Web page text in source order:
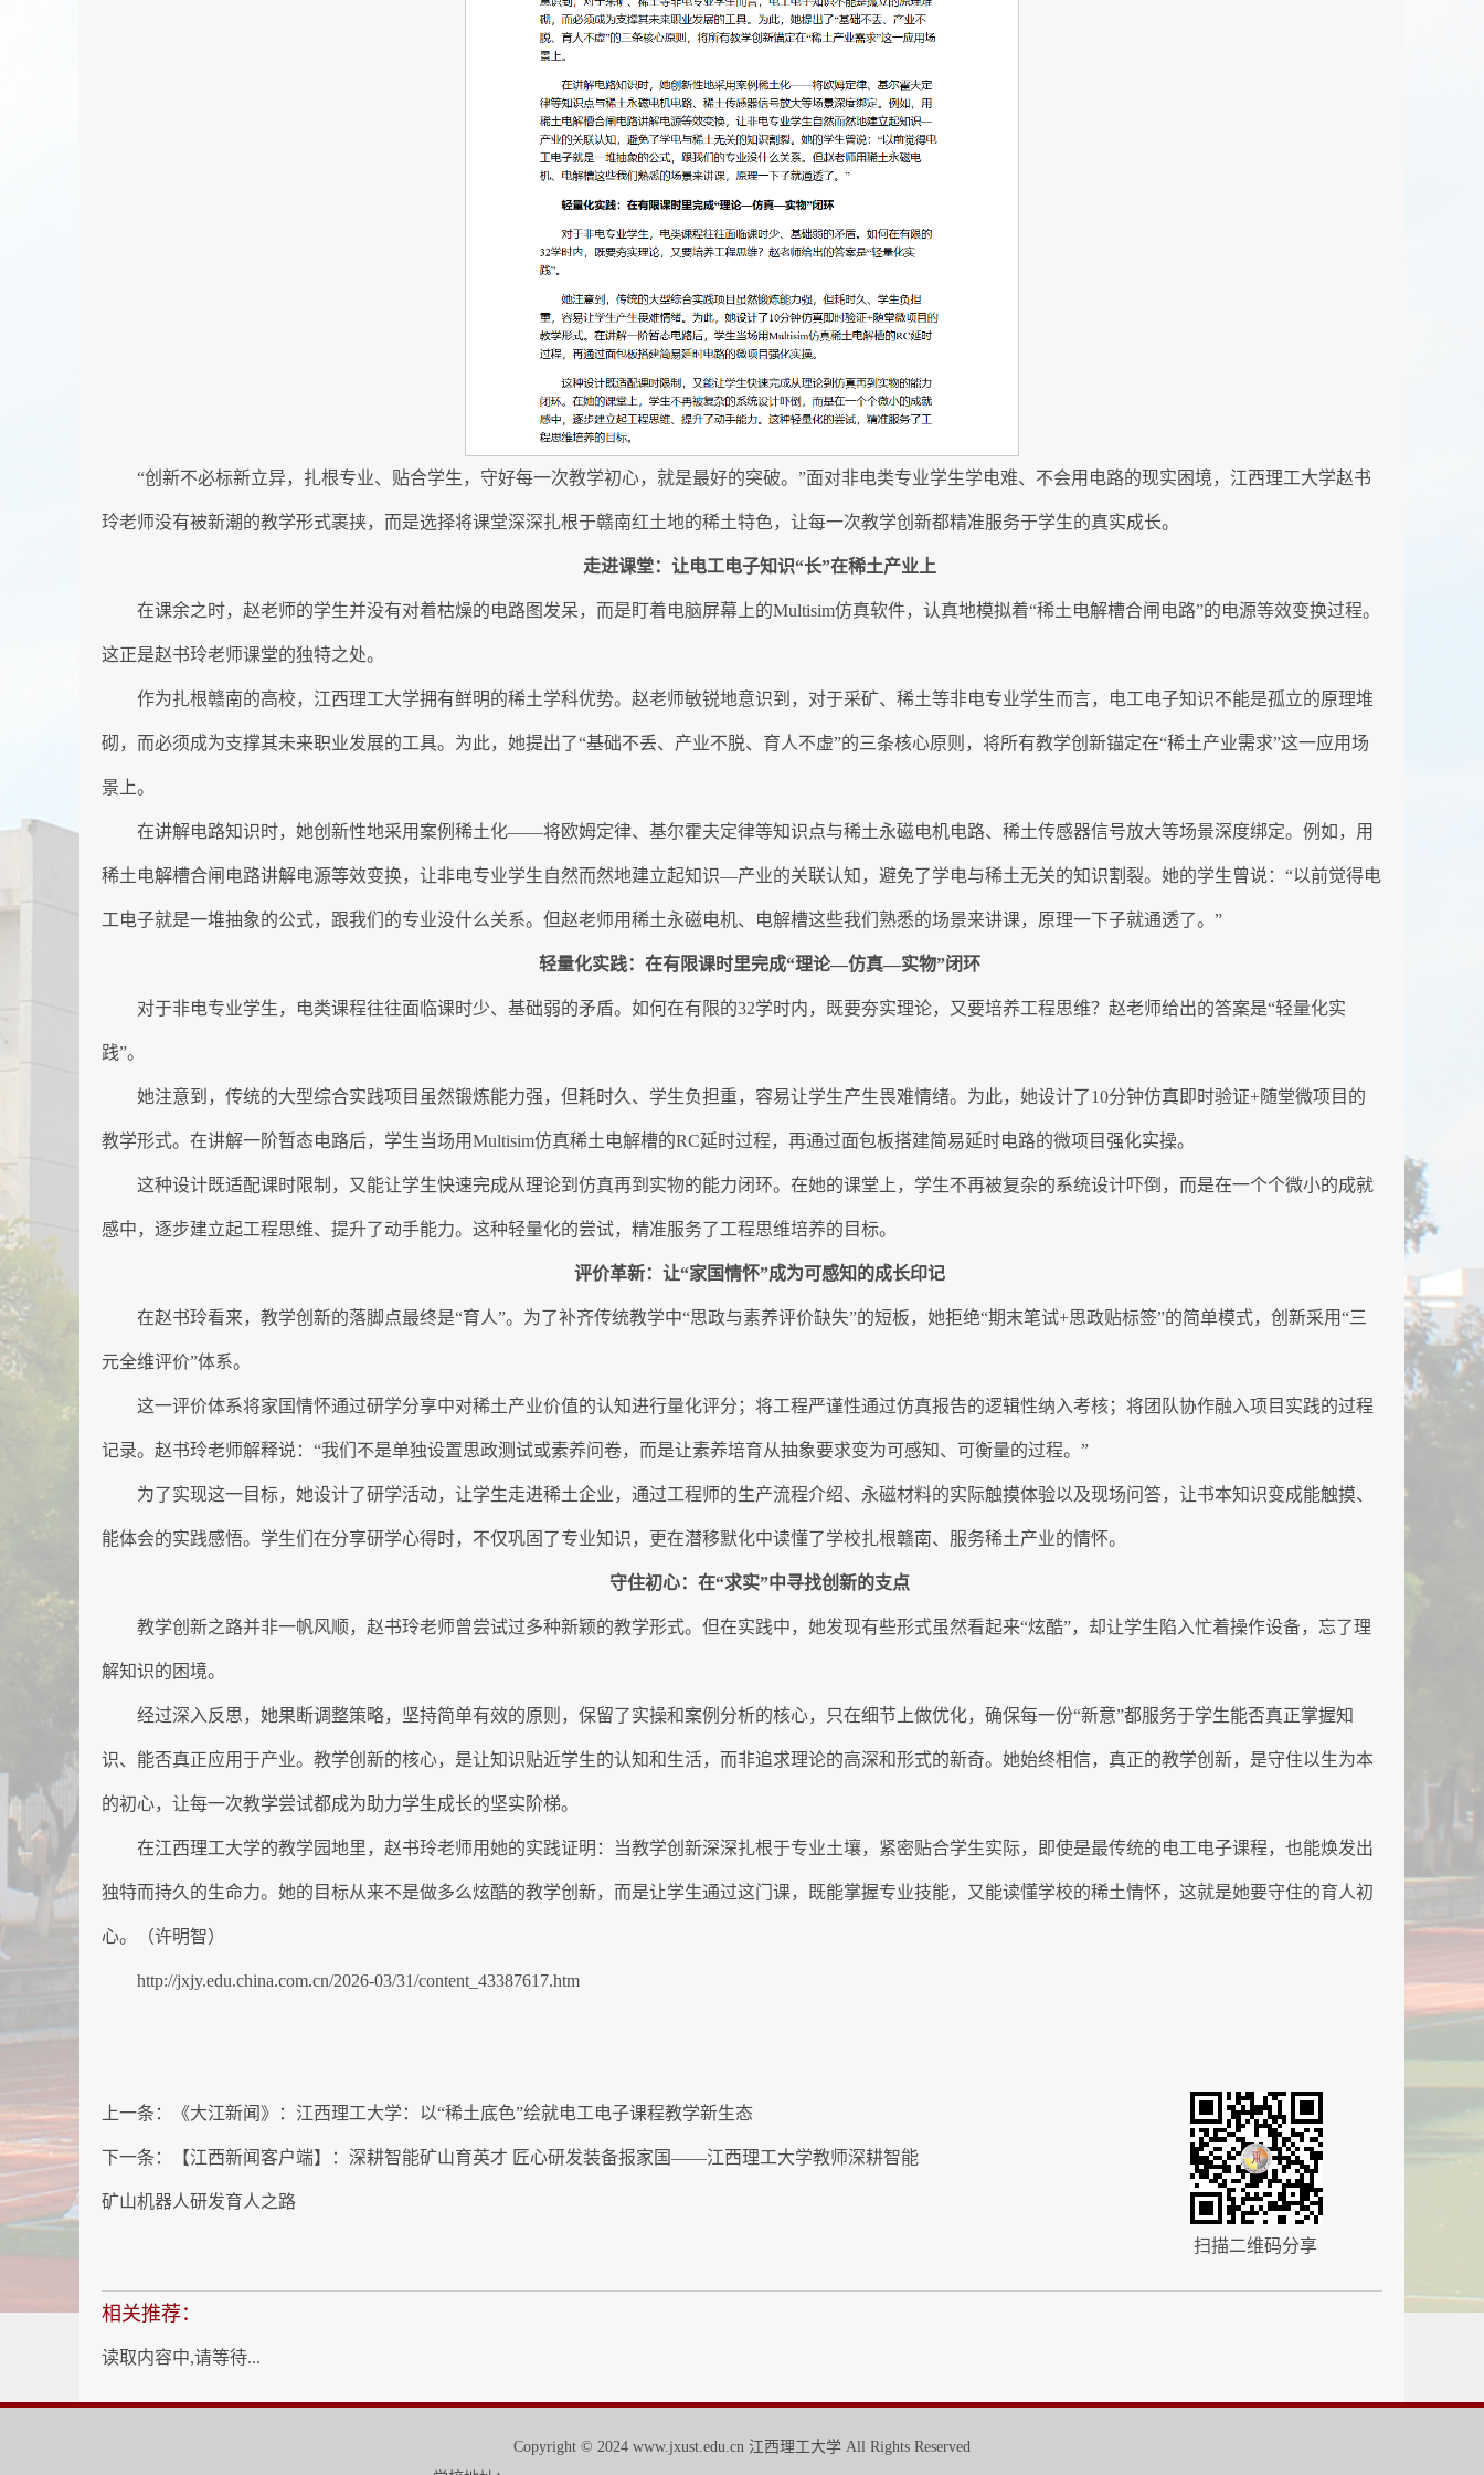
“创新不必标新立异，扎根专业、贴合学生，守好每一次教学初心，就是最好的突破。”面对非电类专业学生学电难、不会用电路的现实困境，江西理工大学赵书
玲老师没有被新潮的教学形式裹挟，而是选择将课堂深深扎根于赣南红土地的稀土特色，让每一次教学创新都精准服务于学生的真实成长。
走进课堂：让电工电子知识“长”在稀土产业上
在课余之时，赵老师的学生并没有对着枯燥的电路图发呆，而是盯着电脑屏幕上的Multisim仿真软件，认真地模拟着“稀土电解槽合闸电路”的电源等效变换过程。
这正是赵书玲老师课堂的独特之处。
作为扎根赣南的高校，江西理工大学拥有鲜明的稀土学科优势。赵老师敏锐地意识到，对于采矿、稀土等非电专业学生而言，电工电子知识不能是孤立的原理堆
砌，而必须成为支撑其未来职业发展的工具。为此，她提出了“基础不丢、产业不脱、育人不虚”的三条核心原则，将所有教学创新锚定在“稀土产业需求”这一应用场
景上。
在讲解电路知识时，她创新性地采用案例稀土化——将欧姆定律、基尔霍夫定律等知识点与稀土永磁电机电路、稀土传感器信号放大等场景深度绑定。例如，用
稀土电解槽合闸电路讲解电源等效变换，让非电专业学生自然而然地建立起知识—产业的关联认知，避免了学电与稀土无关的知识割裂。她的学生曾说：“以前觉得电
工电子就是一堆抽象的公式，跟我们的专业没什么关系。但赵老师用稀土永磁电机、电解槽这些我们熟悉的场景来讲课，原理一下子就通透了。”
轻量化实践：在有限课时里完成“理论—仿真—实物”闭环
对于非电专业学生，电类课程往往面临课时少、基础弱的矛盾。如何在有限的32学时内，既要夯实理论，又要培养工程思维？赵老师给出的答案是“轻量化实
践”。
她注意到，传统的大型综合实践项目虽然锻炼能力强，但耗时久、学生负担重，容易让学生产生畏难情绪。为此，她设计了10分钟仿真即时验证+随堂微项目的
教学形式。在讲解一阶暂态电路后，学生当场用Multisim仿真稀土电解槽的RC延时过程，再通过面包板搭建简易延时电路的微项目强化实操。
这种设计既适配课时限制，又能让学生快速完成从理论到仿真再到实物的能力闭环。在她的课堂上，学生不再被复杂的系统设计吓倒，而是在一个个微小的成就
感中，逐步建立起工程思维、提升了动手能力。这种轻量化的尝试，精准服务了工程思维培养的目标。
评价革新：让“家国情怀”成为可感知的成长印记
在赵书玲看来，教学创新的落脚点最终是“育人”。为了补齐传统教学中“思政与素养评价缺失”的短板，她拒绝“期末笔试+思政贴标签”的简单模式，创新采用“三
元全维评价”体系。
这一评价体系将家国情怀通过研学分享中对稀土产业价值的认知进行量化评分；将工程严谨性通过仿真报告的逻辑性纳入考核；将团队协作融入项目实践的过程
记录。赵书玲老师解释说：“我们不是单独设置思政测试或素养问卷，而是让素养培育从抽象要求变为可感知、可衡量的过程。”
为了实现这一目标，她设计了研学活动，让学生走进稀土企业，通过工程师的生产流程介绍、永磁材料的实际触摸体验以及现场问答，让书本知识变成能触摸、
能体会的实践感悟。学生们在分享研学心得时，不仅巩固了专业知识，更在潜移默化中读懂了学校扎根赣南、服务稀土产业的情怀。
守住初心：在“求实”中寻找创新的支点
教学创新之路并非一帆风顺，赵书玲老师曾尝试过多种新颖的教学形式。但在实践中，她发现有些形式虽然看起来“炫酷”，却让学生陷入忙着操作设备，忘了理
解知识的困境。
经过深入反思，她果断调整策略，坚持简单有效的原则，保留了实操和案例分析的核心，只在细节上做优化，确保每一份“新意”都服务于学生能否真正掌握知
识、能否真正应用于产业。教学创新的核心，是让知识贴近学生的认知和生活，而非追求理论的高深和形式的新奇。她始终相信，真正的教学创新，是守住以生为本
的初心，让每一次教学尝试都成为助力学生成长的坚实阶梯。
在江西理工大学的教学园地里，赵书玲老师用她的实践证明：当教学创新深深扎根于专业土壤，紧密贴合学生实际，即使是最传统的电工电子课程，也能焕发出
独特而持久的生命力。她的目标从来不是做多么炫酷的教学创新，而是让学生通过这门课，既能掌握专业技能，又能读懂学校的稀土情怀，这就是她要守住的育人初
心。（许明智）
http://jxjy.edu.china.com.cn/2026-03/31/content_43387617.htm
上一条： 《大江新闻》：江西理工大学：以“稀土底色”绘就电工电子课程教学新生态
下一条： 【江西新闻客户端】：深耕智能矿山育英才 匠心研发装备报家国——江西理工大学教师深耕智能
矿山机器人研发育人之路
扫描二维码分享
相关推荐：
读取内容中,请等待...
Copyright © 2024 www.jxust.edu.cn 江西理工大学 All Rights Reserved